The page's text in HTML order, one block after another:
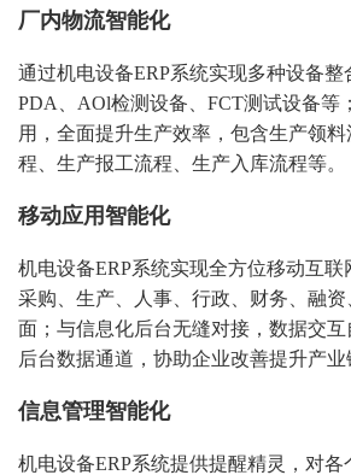
厂内物流智能化
通过机电设备ERP系统实现多种设备整
PDA、AOl检测设备、FCT测试设备等
用，全面提升生产效率，包含生产领
程、生产报工流程、生产入库流程等。
移动应用智能化
机电设备ERP系统实现全方位移动互联
采购、生产、人事、行政、财务、融
面；与信息化后台无缝对接，数据交
后台数据通道，协助企业改善提升产业
信息管理智能化
机电设备ERP系统提供提醒精灵，对各